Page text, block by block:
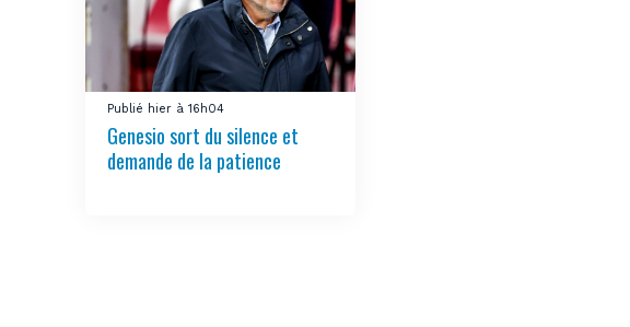
Publié hier à 16h04
Genesio sort du silence et
demande de la patience